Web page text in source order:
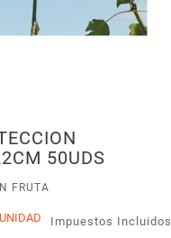
50UDS
FRUTA
Impuestos Incluidos